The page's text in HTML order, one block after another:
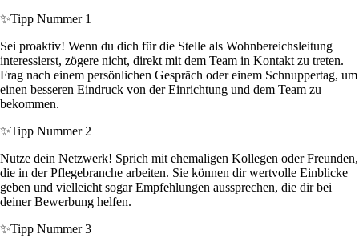
✨Tipp Nummer 1
Sei proaktiv! Wenn du dich für die Stelle als Wohnbereichsleitung
interessierst, zögere nicht, direkt mit dem Team in Kontakt zu treten.
Frag nach einem persönlichen Gespräch oder einem Schnuppertag, um
einen besseren Eindruck von der Einrichtung und dem Team zu
bekommen.
✨Tipp Nummer 2
Nutze dein Netzwerk! Sprich mit ehemaligen Kollegen oder Freunden,
die in der Pflegebranche arbeiten. Sie können dir wertvolle Einblicke
geben und vielleicht sogar Empfehlungen aussprechen, die dir bei
deiner Bewerbung helfen.
✨Tipp Nummer 3